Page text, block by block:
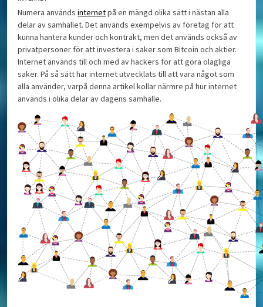
Numera användsinternetpå en mängd olika sätt i nästan alla
delar av samhället. Det används exempelvis av företag för att
kunna hantera kunder och kontrakt, men det används också av
privatpersoner för att investera i saker som Bitcoin och aktier.
Internet används till och med av hackers för att göra olagliga
saker. På så sätt har internet utvecklats till att vara något som
alla använder, varpå denna artikel kollar närmre på hur internet
används i olika delar av dagens samhälle.